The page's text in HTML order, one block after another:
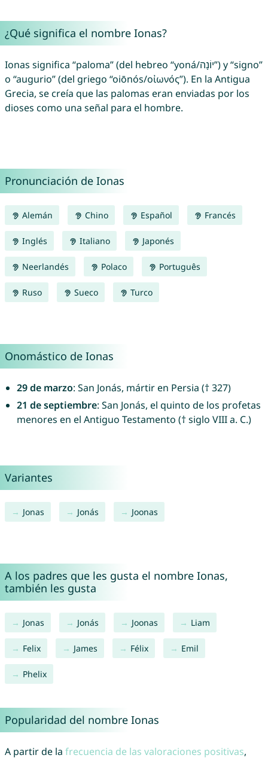
¿Qué significa el nombre Ionas?
Ionas significa “paloma” (del hebreo “yoná/יוֹנָה”) y “signo”
o “augurio” (del griego “oiōnós/οἰωνός”). En la Antigua
Grecia, se creía que las palomas eran enviadas por los
dioses como una señal para el hombre.
Pronunciación de Ionas
Alemán Chino Español Francés
Inglés Italiano Japonés
Neerlandés Polaco Português
Ruso Sueco Turco
Onomástico de Ionas
29 de marzo: San Jonás, mártir en Persia († 327)
21 de septiembre: San Jonás, el quinto de los profetas
menores en el Antiguo Testamento († siglo VIII a. C.)
Variantes
Jonas Jonás Joonas
A los padres que les gusta el nombre Ionas,
también les gusta
Jonas Jonás Joonas Liam
Felix James Félix Emil
Phelix
Popularidad del nombre Ionas
A partir de la frecuencia de las valoraciones positivas,